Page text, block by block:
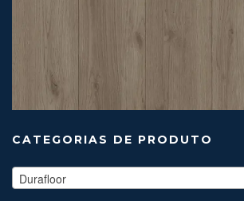
CATEGORIAS DE PRODUTO
Durafloor